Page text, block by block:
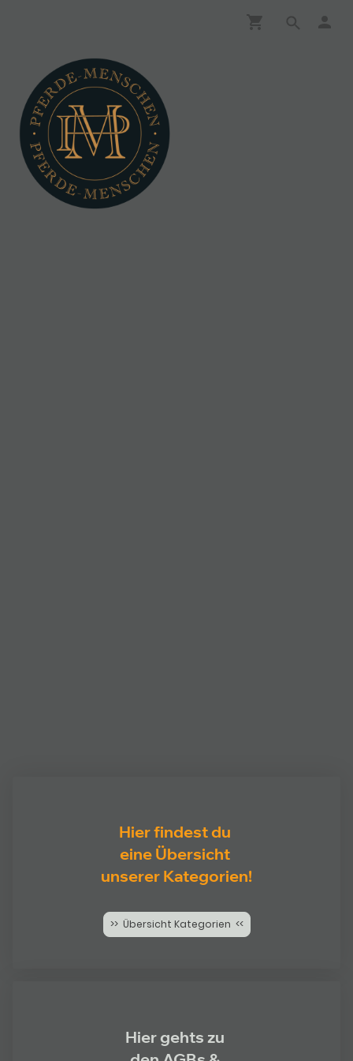
Hier findest du
eine Übersicht
unserer Kategorien!
>> Übersicht Kategorien <<
Hier gehts zu